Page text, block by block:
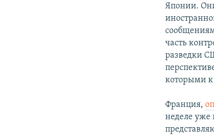
Японии.
часть
разведки
которыми
Франция,
неделе уже